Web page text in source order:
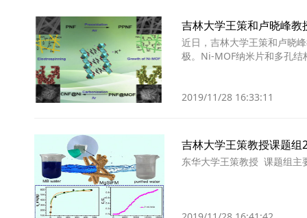
吉林大学王策和卢晓峰
近日，吉林大学王策和卢晓
极。Ni-MOF纳米片和多孔结
2019/11/28 16:33:11
吉林大学王策教授课题
东华大学王策教授 课题组主